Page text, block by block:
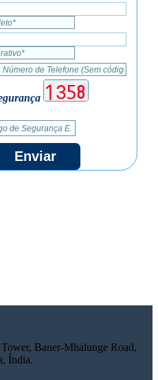
Enviar
Baner-Mhalunge Road,
Índia.